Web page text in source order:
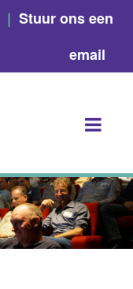
| Stuur ons een
email